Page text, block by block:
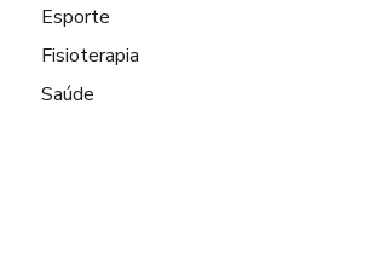
Esporte
Fisioterapia
Saúde